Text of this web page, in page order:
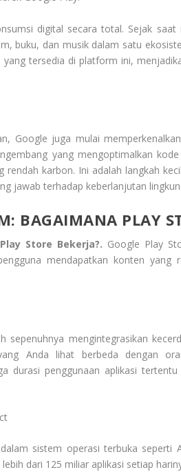
digital secara total. Sejak
buku, dan musik dalam satu
tersedia di platform ini,
Google juga mulai
yang mengoptimalkan
rendah karbon. Ini adalah langkah
jawab terhadap keberlanjutan
BAGAIMANA PLAY
Store Bekerja?. Google Play
mendapatkan konten yang
mengintegrasikan
Anda lihat berbeda dengan
durasi penggunaan aplikasi
sistem operasi terbuka seperti
dari 125 miliar aplikasi setiap